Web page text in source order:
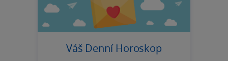
Váš Denní Horoskop